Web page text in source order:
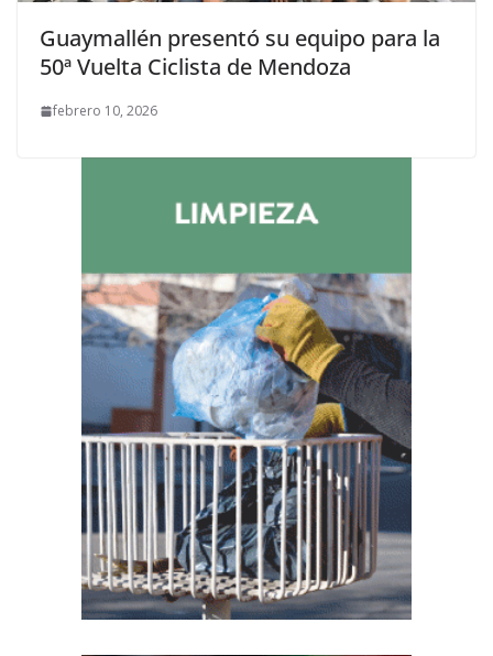
Guaymallén presentó su equipo para la
50ª Vuelta Ciclista de Mendoza
febrero 10, 2026